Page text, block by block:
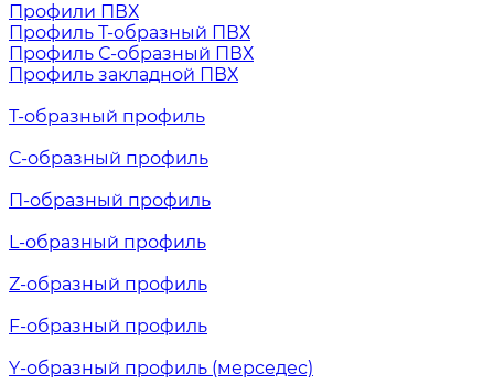
Профили ПВХ
Профиль Т-образный ПВХ
Профиль С-образный ПВХ
Профиль закладной ПВХ
Т-образный профиль
С-образный профиль
П-образный профиль
L-образный профиль
Z-образный профиль
F-образный профиль
Y-образный профиль (мерседес)